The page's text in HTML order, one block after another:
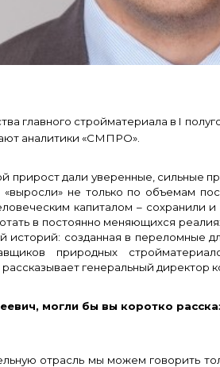
главного стройматериала в I
аналитики «СМПРО».
дали уверенные, сильные
«выросли» не только по объемам
капиталом – сохранили
в постоянно меняющихся
историй: созданная в переломные
природных
генеральный директор
могли бы вы коротко
отрасль мы можем говорить